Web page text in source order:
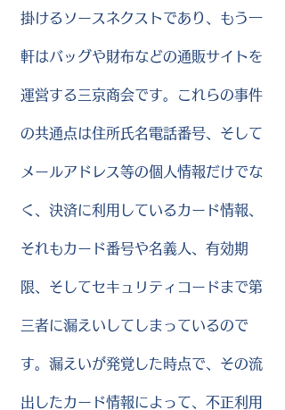
掛けるソースネクストであり、もう一
軒はバッグや財布などの通販サイトを
運営する三京商会です。これらの事件
の共通点は住所氏名電話番号、そして
メールアドレス等の個人情報だけでな
く、決済に利用しているカード情報、
それもカード番号や名義人、有効期
限、そしてセキュリティコードまで第
三者に漏えいしてしまっているので
す。漏えいが発覚した時点で、その流
出したカード情報によって、不正利用